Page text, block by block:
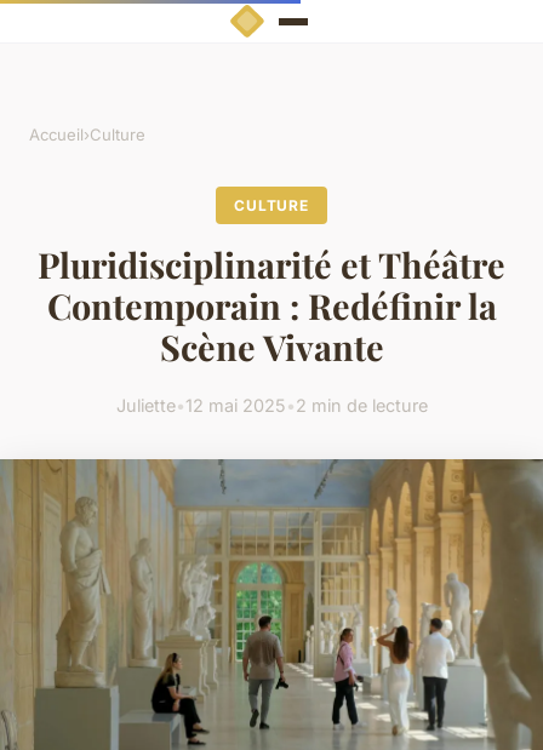
Accueil›Culture
CULTURE
Pluridisciplinarité et Théâtre
Contemporain : Redéfinir la
Scène Vivante
Juliette•12 mai 2025•2 min de lecture